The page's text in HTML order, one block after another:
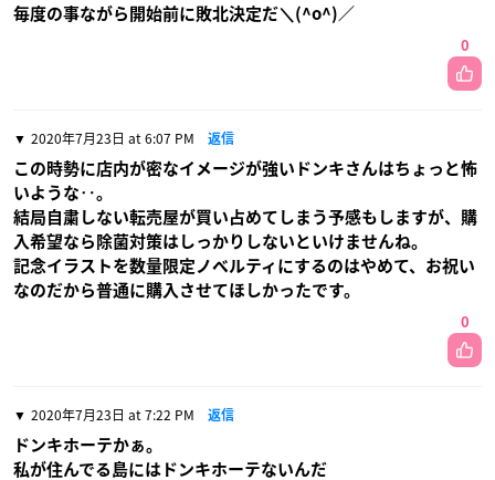
毎度の事ながら開始前に敗北決定だ＼(^o^)／
0
2020年7月23日 at 6:07 PM 返信
この時勢に店内が密なイメージが強いドンキさんはちょっと怖
いような‥。
結局自粛しない転売屋が買い占めてしまう予感もしますが、購
入希望なら除菌対策はしっかりしないといけませんね。
記念イラストを数量限定ノベルティにするのはやめて、お祝い
なのだから普通に購入させてほしかったです。
0
2020年7月23日 at 7:22 PM 返信
ドンキホーテかぁ。
私が住んでる島にはドンキホーテないんだ